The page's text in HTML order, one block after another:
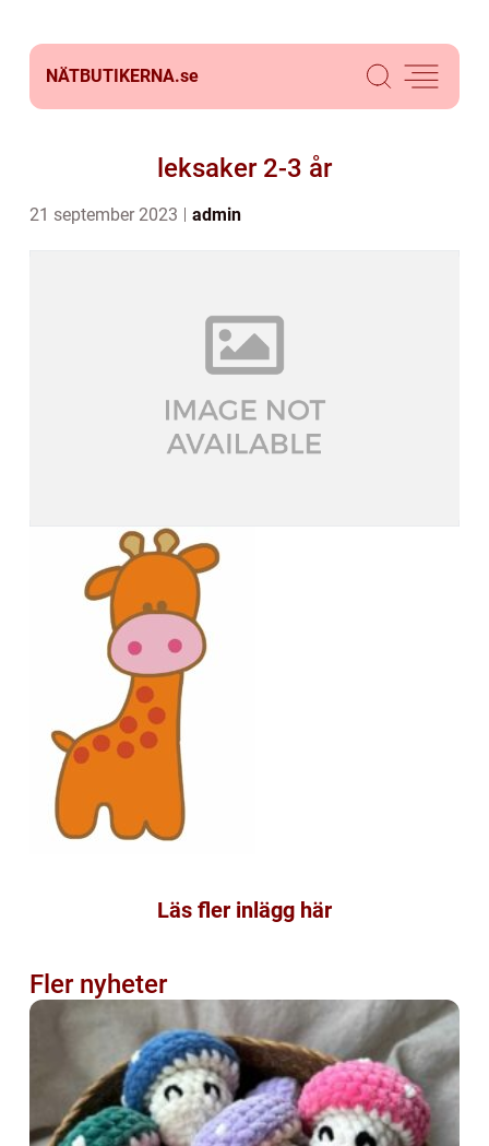
NÄTBUTIKERNA.se
leksaker 2-3 år
21 september 2023 admin
Läs fler inlägg här
Fler nyheter